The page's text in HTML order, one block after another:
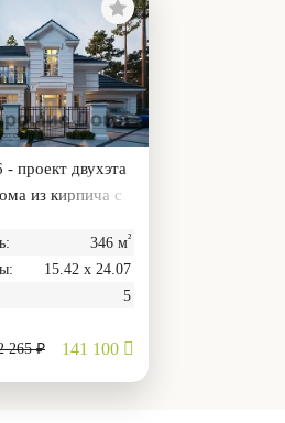
- проект двухэта
из кирпича с
346 м²
15.42 х 24.07
5
265 ₽ 141 100